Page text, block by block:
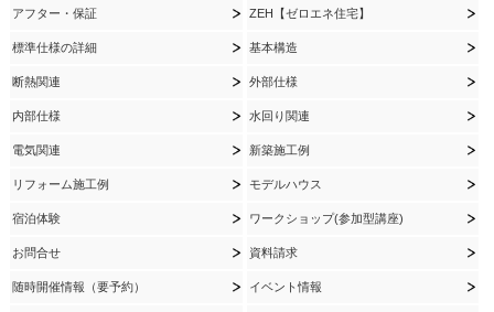
アフター・保証 ZEH【ゼロエネ住宅】
標準仕様の詳細 基本構造
断熱関連 外部仕様
内部仕様 水回り関連
電気関連 新築施工例
リフォーム施工例 モデルハウス
宿泊体験 ワークショップ(参加型講座)
お問合せ 資料請求
随時開催情報（要予約） イベント情報